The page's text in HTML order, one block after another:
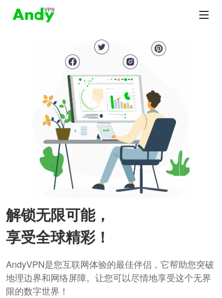
解锁无限可能，
享受全球精彩！
AndyVPN是您互联网体验的最佳伴侣，它帮助您突破
地理边界和网络屏障。让您可以尽情地享受这个无界
限的数字世界！